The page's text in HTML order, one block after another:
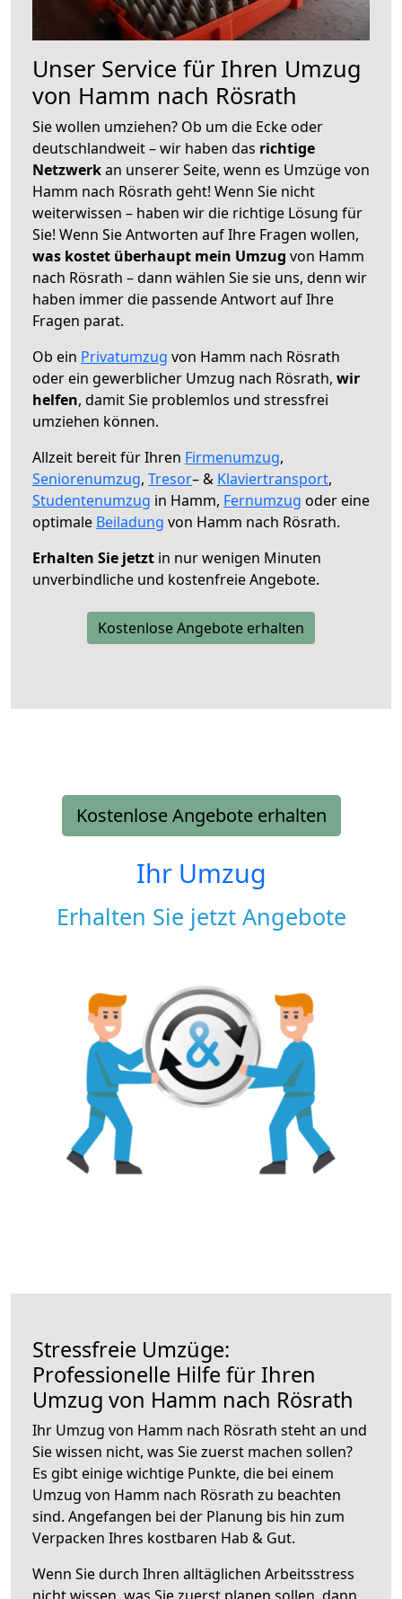
Unser Service für Ihren Umzug
von Hamm nach Rösrath
Sie wollen umziehen? Ob um die Ecke oder
deutschlandweit – wir haben das richtige
Netzwerkan unserer Seite, wenn es Umzüge von
Hamm nach Rösrath geht! Wenn Sie nicht
weiterwissen – haben wir die richtige Lösung für
Sie! Wenn Sie Antworten auf Ihre Fragen wollen,
was kostet überhaupt mein Umzug von Hamm
nach Rösrath – dann wählen Sie sie uns, denn wir
haben immer die passende Antwort auf Ihre
Fragen parat.
Ob ein Privatumzug von Hamm nach Rösrath
oder ein gewerblicher Umzug nach Rösrath, wir
helfen, damit Sie problemlos und stressfrei
umziehen können.
Allzeit bereit für Ihren Firmenumzug,
Seniorenumzug, Tresor– & Klaviertransport,
Studentenumzug in Hamm, Fernumzug oder eine
optimale Beiladung von Hamm nach Rösrath.
Erhalten Sie jetzt in nur wenigen Minuten
unverbindliche und kostenfreie Angebote.
Kostenlose Angebote erhalten
Kostenlose Angebote erhalten
Ihr Umzug
Erhalten Sie jetzt Angebote
Stressfreie Umzüge:
Professionelle Hilfe für Ihren
Umzug von Hamm nach Rösrath
Ihr Umzug von Hamm nach Rösrath steht an und
Sie wissen nicht, was Sie zuerst machen sollen?
Es gibt einige wichtige Punkte, die bei einem
Umzug von Hamm nach Rösrath zu beachten
sind. Angefangen bei der Planung bis hin zum
Verpacken Ihres kostbaren Hab & Gut.
Wenn Sie durch Ihren alltäglichen Arbeitsstress